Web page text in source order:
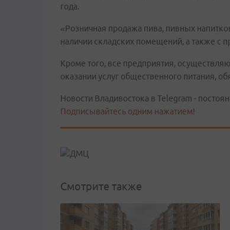
года.
«Розничная продажа пива, пивных
наличии складских помещений, а также с
Кроме того, все предприятия,
оказании услуг общественного питания,
Новости Владивостока в Telegram -
Подписывайтесь одним нажатием!
Смотрите также